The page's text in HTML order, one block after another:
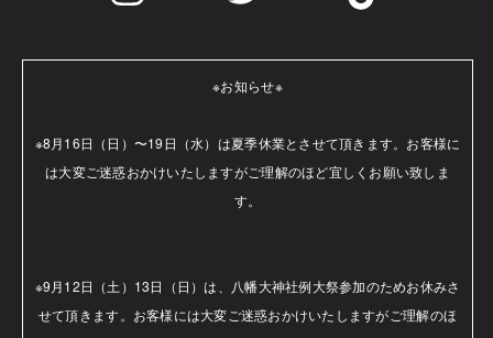
※お知らせ※
※8月16日（日）〜19日（水）は夏季休業とさせて頂きます。お客様に
は大変ご迷惑おかけいたしますがご理解のほど宜しくお願い致しま
す。
※9月12日（土）13日（日）は、八幡大神社例大祭参加のためお休みさ
せて頂きます。お客様には大変ご迷惑おかけいたしますがご理解のほ